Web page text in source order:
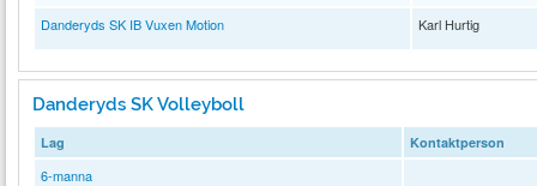
Danderyds SK IB Vuxen Motion Karl Hurtig
Danderyds SK Volleyboll
Lag Kontaktperson
6-manna